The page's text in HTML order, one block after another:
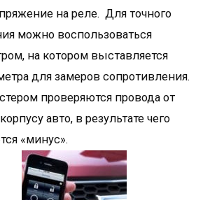
на реле. Для точного
можно воспользоваться
на котором выставляется
для замеров сопротивления.
проверяются провода от
авто, в результате чего
«минус».